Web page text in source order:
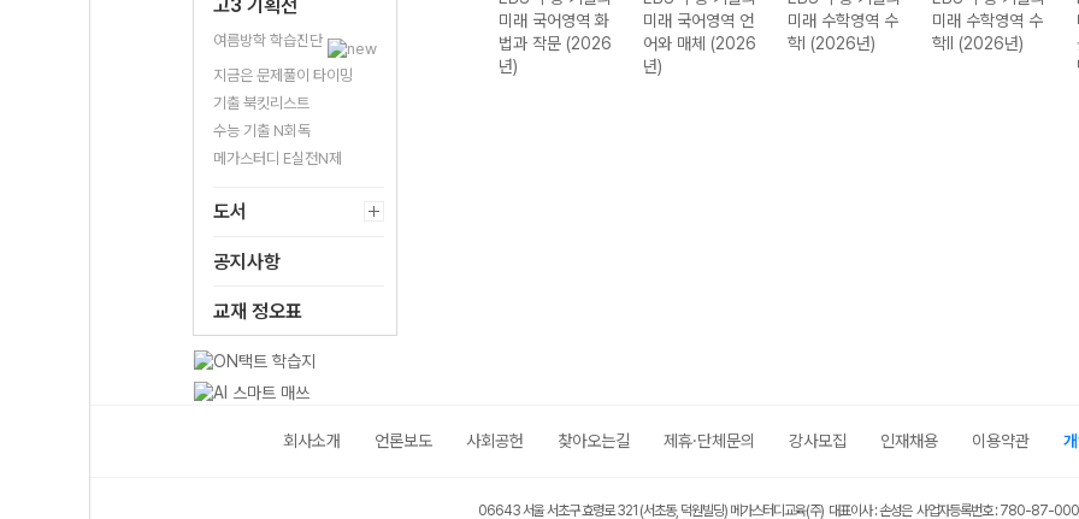
고3 기획전
여름방학 학습진단
지금은 문제풀이 타이밍
기출 북킷리스트
수능 기출 N회독
메가스터디 E실전N제
도서
공지사항
교재 정오표
미래 수학영역 미
적분 (2026년)
서 (2026년)
미래 국어영역 화
법과 작문 (2026
년)
미래 국어영역 언
어와 매체 (2026
년)
미래 수학영역 수
학I (2026년)
미래 수학영역 수
학II (2026년)
회사소개 언론보도 사회공헌 찾아오는길 제휴·단체문의 강사모집 인재채용 이용약관
06643 서울 서초구 효령로 321 (서초동, 덕원빌딩) 메가스터디교육(주) 대표이사 : 손성은 사업자등록번호 : 780-87-